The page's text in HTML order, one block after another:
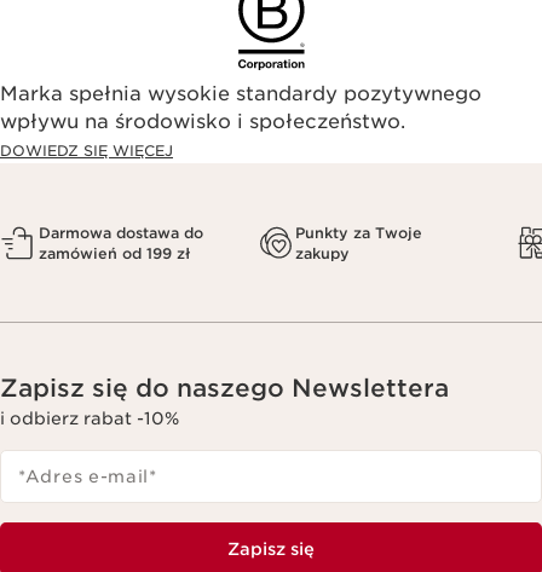
Marka spełnia wysokie standardy pozytywnego
wpływu na środowisko i społeczeństwo.​
DOWIEDZ SIĘ WIĘCEJ
Darmowa dostawa do
zamówień od 199 zł
Punkty za Twoje
zakupy
Zapisz się do naszego Newslettera
i odbierz rabat -10%
*Adres e-mail*
Zapisz się